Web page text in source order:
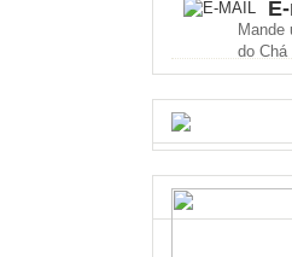
Mande
do Chá